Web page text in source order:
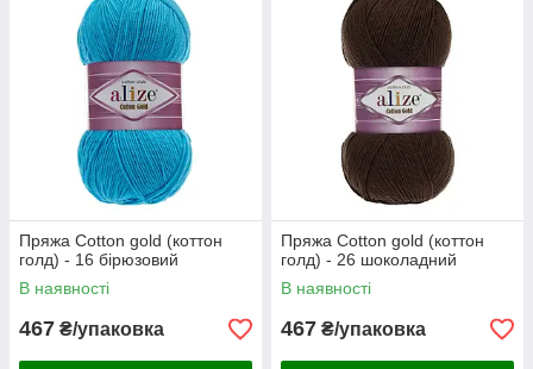
Пряжа Cotton gold (коттон
голд) - 16 бірюзовий
В наявності
467 ₴/упаковка
Пряжа Cotton gold (коттон
голд) - 26 шоколадний
В наявності
467 ₴/упаковка